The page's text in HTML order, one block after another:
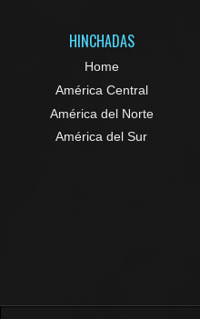
HINCHADAS
Home
América Central
América del Norte
América del Sur